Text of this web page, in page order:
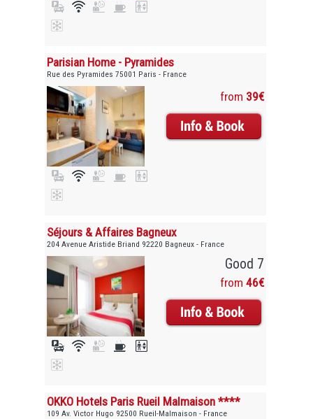
Parisian Home - Pyramides
Rue des Pyramides 75001 Paris - France
from 39€
Séjours & Affaires Bagneux
204 Avenue Aristide Briand 92220 Bagneux - France
Good 7
from 46€
OKKO Hotels Paris Rueil Malmaison ****
109 Av. Victor Hugo 92500 Rueil-Malmaison - France